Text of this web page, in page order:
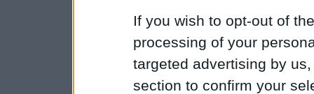
If you wish to opt-out of
processing of your
targeted advertising by
section to confirm your